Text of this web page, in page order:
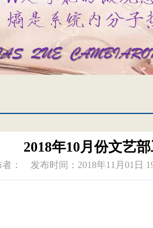
2018年10月份文艺
： 发布时间：2018年11月01日